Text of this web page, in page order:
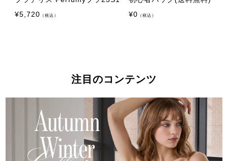
¥5,720 （税込）
¥0 （税込）
注目のコンテンツ